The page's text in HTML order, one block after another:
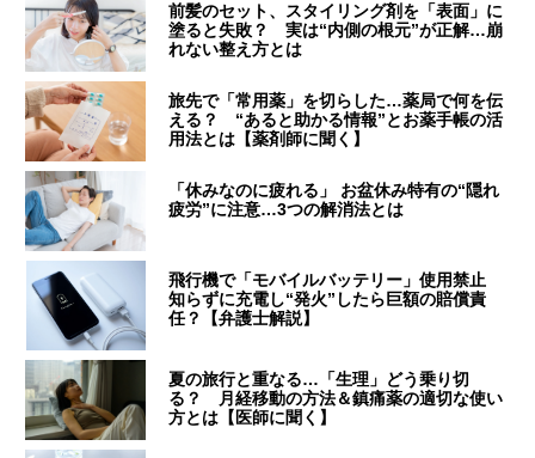
前髪のセット、スタイリング剤を「表面」に
塗ると失敗？ 実は“内側の根元”が正解…崩
れない整え方とは
旅先で「常用薬」を切らした…薬局で何を伝
える？ “あると助かる情報”とお薬手帳の活
用法とは【薬剤師に聞く】
「休みなのに疲れる」 お盆休み特有の“隠れ
疲労”に注意…3つの解消法とは
飛行機で「モバイルバッテリー」使用禁止
知らずに充電し“発火”したら巨額の賠償責
任？【弁護士解説】
夏の旅行と重なる…「生理」どう乗り切
る？ 月経移動の方法＆鎮痛薬の適切な使い
方とは【医師に聞く】